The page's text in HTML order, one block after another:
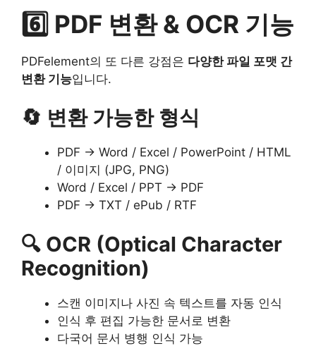
6️⃣ PDF 변환 & OCR 기능
PDFelement의 또 다른 강점은 다양한 파일 포맷 간
변환 기능입니다.
🔄 변환 가능한 형식
PDF → Word / Excel / PowerPoint / HTML
/ 이미지 (JPG, PNG)
Word / Excel / PPT → PDF
PDF → TXT / ePub / RTF
🔍 OCR (Optical Character
Recognition)
스캔 이미지나 사진 속 텍스트를 자동 인식
인식 후 편집 가능한 문서로 변환
다국어 문서 병행 인식 가능